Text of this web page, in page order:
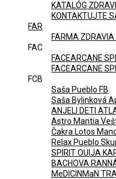
KATALÓG
KONTAKTUJTE
FAR
FARMA
FAC
FACEARCANE
FACEARCANE
FCB
Saša Pueblo FB
Saša Bylinková
ANJELI DETI
Astro Mantia
Čakra Lotos
Relax Pueblo
SPIRIT OUIJA
BACHOVA
MeDICINMaN